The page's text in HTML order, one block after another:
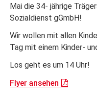
Mai die 34- jährige
Sozialdienst gGmbH!
Wir wollen mit allen
Tag mit einem Kinder-
Los geht es um 14 Uhr!
Flyer ansehen